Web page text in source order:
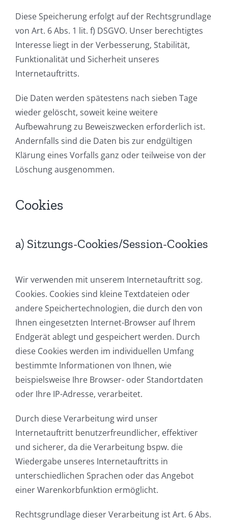
Diese Speicherung erfolgt auf der Rechtsgrundlage
von Art. 6 Abs. 1 lit. f) DSGVO. Unser berechtigtes
Interesse liegt in der Verbesserung, Stabilität,
Funktionalität und Sicherheit unseres
Internetauftritts.
Die Daten werden spätestens nach sieben Tage
wieder gelöscht, soweit keine weitere
Aufbewahrung zu Beweiszwecken erforderlich ist.
Andernfalls sind die Daten bis zur endgültigen
Klärung eines Vorfalls ganz oder teilweise von der
Löschung ausgenommen.
Cookies
a) Sitzungs-Cookies/Session-Cookies
Wir verwenden mit unserem Internetauftritt sog.
Cookies. Cookies sind kleine Textdateien oder
andere Speichertechnologien, die durch den von
Ihnen eingesetzten Internet-Browser auf Ihrem
Endgerät ablegt und gespeichert werden. Durch
diese Cookies werden im individuellen Umfang
bestimmte Informationen von Ihnen, wie
beispielsweise Ihre Browser- oder Standortdaten
oder Ihre IP-Adresse, verarbeitet.
Durch diese Verarbeitung wird unser
Internetauftritt benutzerfreundlicher, effektiver
und sicherer, da die Verarbeitung bspw. die
Wiedergabe unseres Internetauftritts in
unterschiedlichen Sprachen oder das Angebot
einer Warenkorbfunktion ermöglicht.
Rechtsgrundlage dieser Verarbeitung ist Art. 6 Abs.